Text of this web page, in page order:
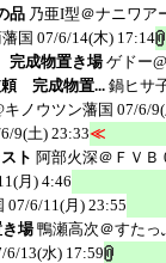
品 乃亜I型＠ナニワア
国 07/6/14(木) 17:14
完成物置き場 ゲドー
頼 完成物置... 鍋ヒサ
ノウツン藩国 07/6/
9(土) 23:33≪
ト 阿部火深＠ＦＶＢ
月) 4:46
07/6/11(月) 23:55
場 鴨瀬高次＠すたっ
6/13(水) 17:59